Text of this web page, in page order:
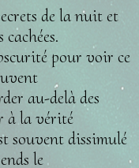
de la nuit et
pour voir ce
au-delà des
à la vérité
souvent dissimulé
le